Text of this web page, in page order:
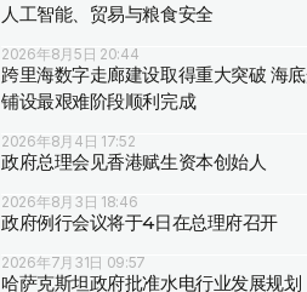
人工智能、贸易与粮食安全
2026年8月5日 20:44
跨里海数字走廊建设取得重大突破 海
铺设最艰难阶段顺利完成
2026年8月4日 17:52
政府总理会见香港赋生资本创始人
2026年8月3日 18:46
政府例行会议将于4日在总理府召开
2026年7月31日 09:57
哈萨克斯坦政府批准水电行业发展规划